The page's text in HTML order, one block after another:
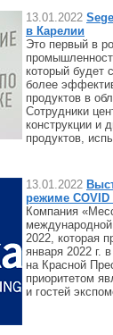
13.01.2022
в Карелии
Это первый в
который будет
более
продуктов в
Сотрудники
конструкции и
продуктов,
13.01.2022
режиме COVID
Компания
2022, которая
января 2022 г.
на Красной
приоритетом
и гостей